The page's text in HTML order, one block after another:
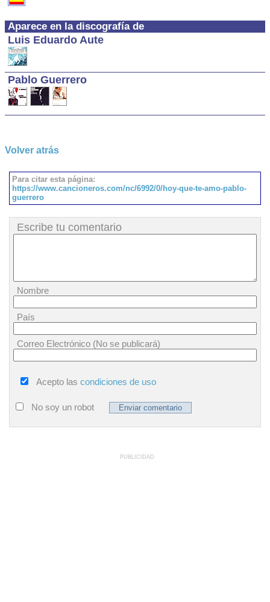
Aparece en la discografía de
Luis Eduardo Aute
Pablo Guerrero
Volver atrás
Para citar esta página:
https://www.cancioneros.com/nc/6992/0/hoy-que-te-amo-pablo-
guerrero
Escribe tu comentario
Nombre
País
Correo Electrónico (No se publicará)
Acepto las condiciones de uso
No soy un robot
PUBLICIDAD